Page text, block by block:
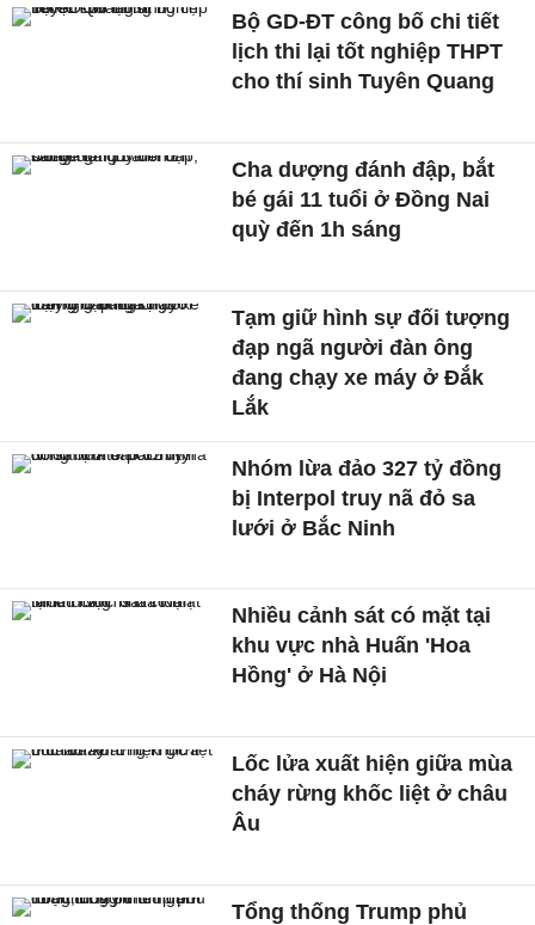
Bộ GD-ĐT công bố chi tiết
lịch thi lại tốt nghiệp THPT
cho thí sinh Tuyên Quang
Cha dượng đánh đập, bắt
bé gái 11 tuổi ở Đồng Nai
quỳ đến 1h sáng
Tạm giữ hình sự đối tượng
đạp ngã người đàn ông
đang chạy xe máy ở Đắk
Lắk
Nhóm lừa đảo 327 tỷ đồng
bị Interpol truy nã đỏ sa
lưới ở Bắc Ninh
Nhiều cảnh sát có mặt tại
khu vực nhà Huấn 'Hoa
Hồng' ở Hà Nội
Lốc lửa xuất hiện giữa mùa
cháy rừng khốc liệt ở châu
Âu
Tổng thống Trump phủ